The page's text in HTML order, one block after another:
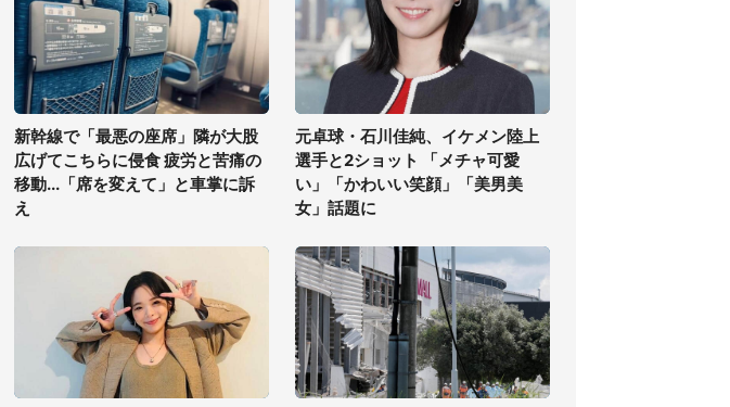
新幹線で「最悪の座席」隣が大股
広げてこちらに侵食 疲労と苦痛の
移動...「席を変えて」と車掌に訴
え
元卓球・石川佳純、イケメン陸上
選手と2ショット 「メチャ可愛
い」「かわいい笑顔」「美男美
女」話題に